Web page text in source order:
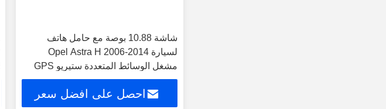
شاشة 10.88 بوصة مع حامل هاتف
لسيارة Opel Astra H 2006-2014
مشغل الوسائط المتعددة ستيريو GPS
CarPlay
احصل على افضل سعر